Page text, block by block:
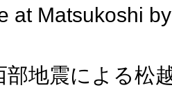
at Matsukoshi
部地震による松